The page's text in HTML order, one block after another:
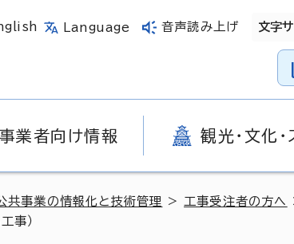
Language 音声読み上げ 文字
事業者向け情報 観光・文化
共事業の情報化と技術管理 > 工事受注者の方へ
事）